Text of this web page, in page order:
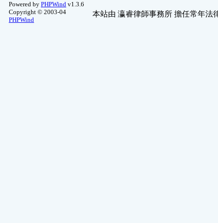
Powered by PHPWind v1.3.6
Copyright © 2003-04
PHPWind
本站由 瀛睿律師事務所 擔任常年法